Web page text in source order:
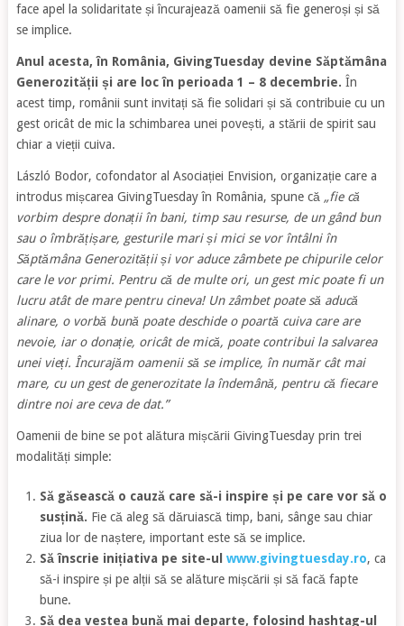
face apel la solidaritate și încurajează oamenii să fie generoși și să
se implice.
Anul acesta, în România, GivingTuesday devine Săptămâna
Generozității și are loc în perioada 1 – 8 decembrie. În
acest timp, românii sunt invitați să fie solidari și să contribuie cu un
gest oricât de mic la schimbarea unei povești, a stării de spirit sau
chiar a vieții cuiva.
László Bodor, cofondator al Asociației Envision, organizație care a
introdus mișcarea GivingTuesday în România, spune că „fie că
vorbim despre donații în bani, timp sau resurse, de un gând bun
sau o îmbrățișare, gesturile mari și mici se vor întâlni în
Săptămâna Generozității și vor aduce zâmbete pe chipurile celor
care le vor primi. Pentru că de multe ori, un gest mic poate fi un
lucru atât de mare pentru cineva! Un zâmbet poate să aducă
alinare, o vorbă bună poate deschide o poartă cuiva care are
nevoie, iar o donație, oricât de mică, poate contribui la salvarea
unei vieți. Încurajăm oamenii să se implice, în număr cât mai
mare, cu un gest de generozitate la îndemână, pentru că fiecare
dintre noi are ceva de dat.”
Oamenii de bine se pot alătura mișcării GivingTuesday prin trei
modalități simple:
Să găsească o cauză care să-i inspire și pe care vor să o
susțină. Fie că aleg să dăruiască timp, bani, sânge sau chiar
ziua lor de naștere, important este să se implice.
Să înscrie inițiativa pe site-ulwww.givingtuesday.ro, ca
să-i inspire și pe alții să se alăture mișcării și să facă fapte
bune.
Să dea vestea bună mai departe, folosind hashtag-ul